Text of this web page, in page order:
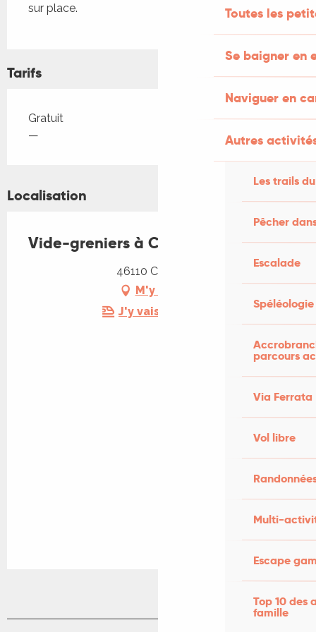
Toutes les
Se baigner en
Naviguer en
Autres
Les trails
Pêcher
Escalade
Spéléologie
parcours
Via Ferrata
Vol libre
Multi-
Escape
Top 10 des
famille
sur place.
Tarifs
Tarifs 2026
Gratuit
—
Localisation
Vide-greniers à Carennac
46110 Carennac
M'y rendre
J'y vais en train !